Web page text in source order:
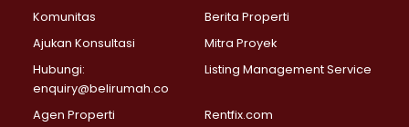
Properti Dijual di Pondok Labu >
Properti Dijual di Lenteng Agung >
Properti Dijual di Senayan >
Properti Dijual di Pondok Pinang >
Komunitas
Berita Properti
Ajukan Konsultasi
Mitra Proyek
Hubungi:
enquiry@belirumah.co
Listing Management Service
Agen Properti Rentfix.com